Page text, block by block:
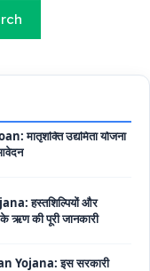
श्रमिक मकान
उद्यमिता योजना
हस्तशिल्पियों और
इस सरकारी